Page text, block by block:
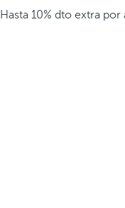
Hasta 10% dto extra